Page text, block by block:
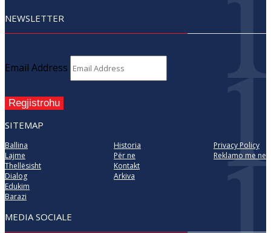
NEWSLETTER
Email Address
Regjistrohu
SITEMAP
Ballina
Lajme
Thellësisht
Dialog
Edukim
Barazi
Historia
Për ne
Kontakt
Arkiva
Privacy Policy
Reklamo me ne
MEDIA SOCIALE